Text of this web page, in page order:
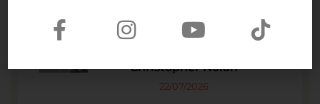
The Odyssey lập kỷ lục doanh
Christopher Nolan
22/07/2026